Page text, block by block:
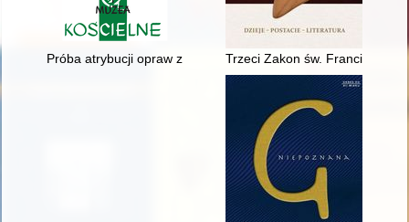
Próba atrybucji opraw z księgozbioru Benedykta Herbesta
Trzeci Zakon św. Franciszka z